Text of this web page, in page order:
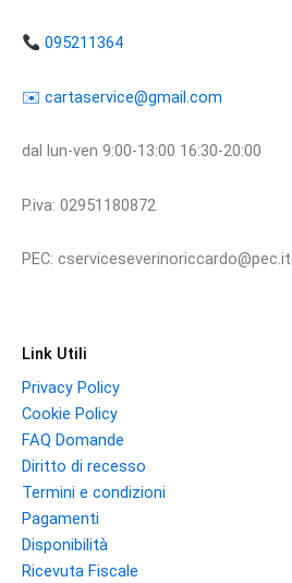
095211364
​​✉️ ​cartaservice@gmail.com
dal lun-ven 9:00-13:00 16:30-20:00
P.iva: 02951180872
PEC: cserviceseverinoriccardo@pec.it
Link Utili
Privacy Policy
Cookie Policy
FAQ Domande
Diritto di recesso
Termini e condizioni
Pagamenti
Disponibilità
Ricevuta Fiscale